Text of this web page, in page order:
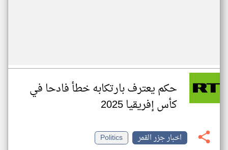
حكم يعترف بارتكابه خطأ فادحا في
كأس إفريقيا 2025
اخبار جزر القمر
Politics